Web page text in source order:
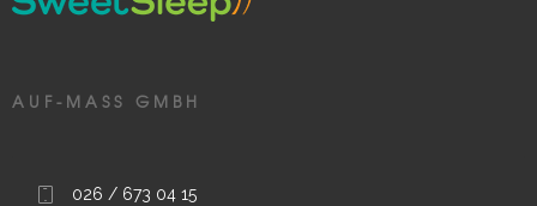
AUF-MASS GMBH
026 / 673 04 15